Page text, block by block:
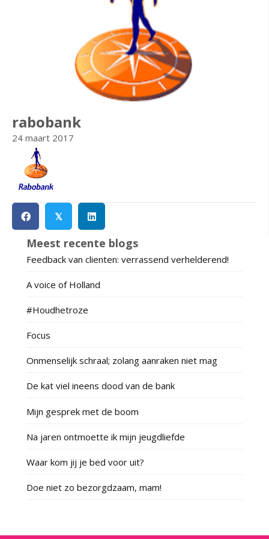
rabobank
24 maart 2017
𝕏
Meest recente blogs
Feedback van clienten: verrassend verhelderend!
A voice of Holland
#Houdhetroze
Focus
Onmenselijk schraal; zolang aanraken niet mag
De kat viel ineens dood van de bank
Mijn gesprek met de boom
Na jaren ontmoette ik mijn jeugdliefde
Waar kom jij je bed voor uit?
Doe niet zo bezorgdzaam, mam!